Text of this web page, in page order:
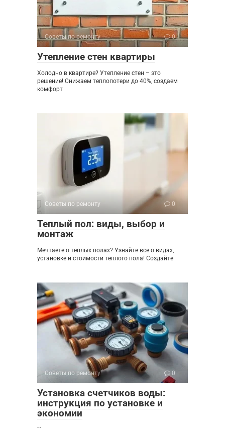
Советы по ремонту 0
Утепление стен квартиры
Холодно в квартире? Утепление стен – это
решение! Снижаем теплопотери до 40%, создаем
комфорт
Советы по ремонту 0
Теплый пол: виды, выбор и
монтаж
Мечтаете о теплых полах? Узнайте все о видах,
установке и стоимости теплого пола! Создайте
Советы по ремонту 0
Установка счетчиков воды:
инструкция по установке и
экономии